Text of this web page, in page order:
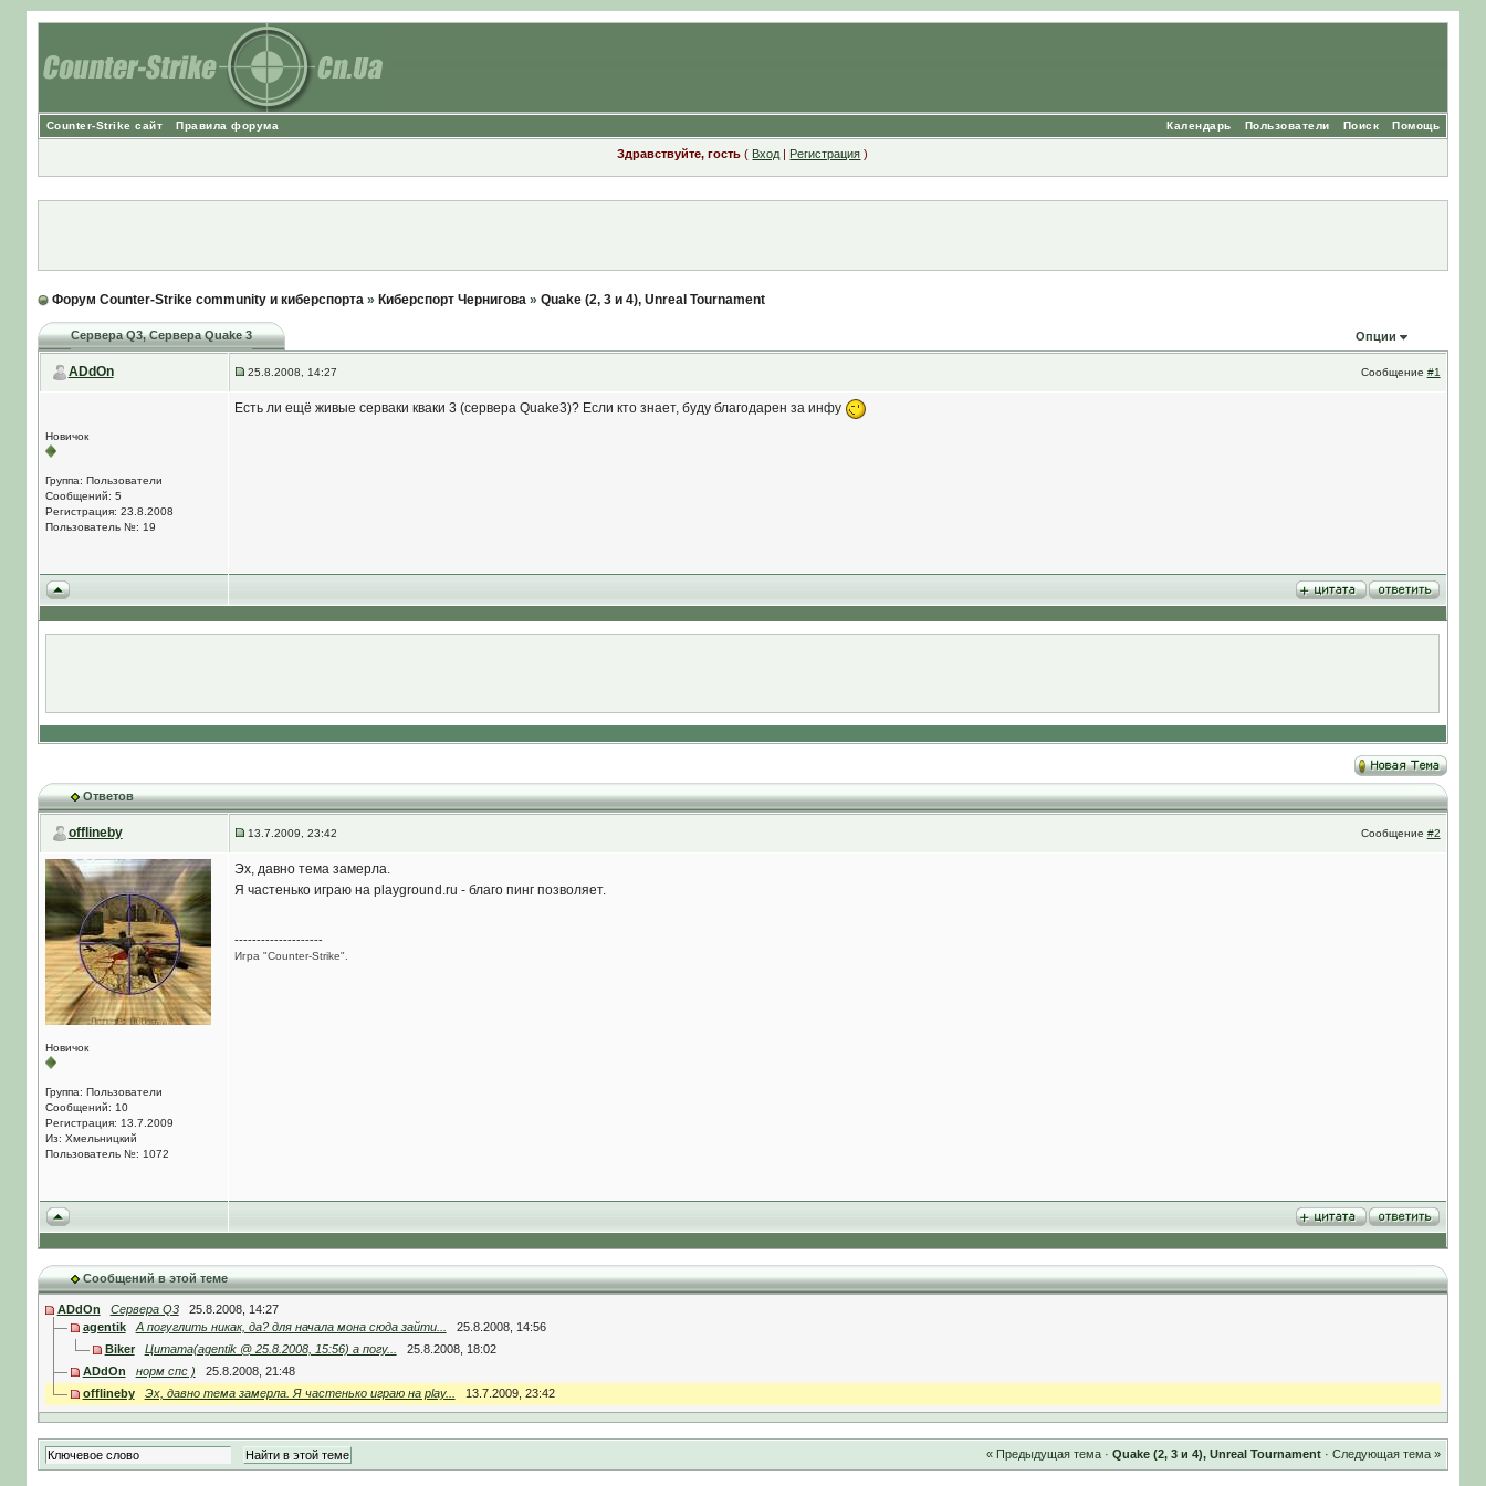
Counter-Strike сайт Правила форума Помощь
Поиск
Пользователи
Календарь
Здравствуйте, гость ( Вход | Регистрация )
Форум Counter-Strike community и киберспорта» Киберспорт Чернигова» Quake (2, 3 и 4), Unreal Tournament
Сервера Q3, Сервера Quake 3 Опции
ADdOn 25.8.2008, 14:27 Сообщение #1
Новичок
Группа: Пользователи
Сообщений: 5
Регистрация: 23.8.2008
Пользователь №: 19
Есть ли ещё живые серваки кваки 3 (сервера Quake3)? Если кто знает, буду благодарен за инфу
Ответов
offlineby 13.7.2009, 23:42 Сообщение #2
Новичок
Группа: Пользователи
Сообщений: 10
Регистрация: 13.7.2009
Из: Хмельницкий
Пользователь №: 1072
Эх, давно тема замерла.
Я частенько играю на playground.ru - благо пинг позволяет.
--------------------
Игра "Counter-Strike".
Сообщений в этой теме
ADdOn Сервера Q3
25.8.2008, 14:27
agentik
А погуглить никак, да? для начала мона сюда зайти...
25.8.2008, 14:56
Biker
Цитата(agentik @ 25.8.2008, 15:56) а погу...
25.8.2008, 18:02
ADdOn
норм спс )
25.8.2008, 21:48
offlineby
Эх, давно тема замерла. Я частенько играю на play... 13.7.2009, 23:42
« Предыдущая тема ·Quake (2, 3 и 4), Unreal Tournament ·Следующая тема »